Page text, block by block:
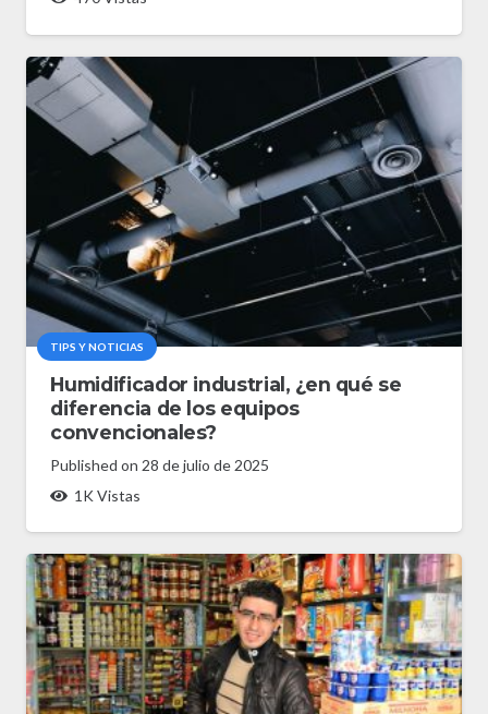
TIPS Y NOTICIAS
Humidificador industrial, ¿en qué se
diferencia de los equipos
convencionales?
Published on 28 de julio de 2025
1KVistas